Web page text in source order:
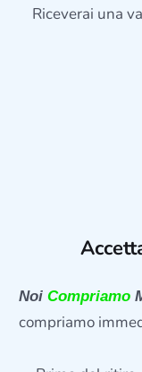
Riceverai una
Noi Compriamo
compriamo